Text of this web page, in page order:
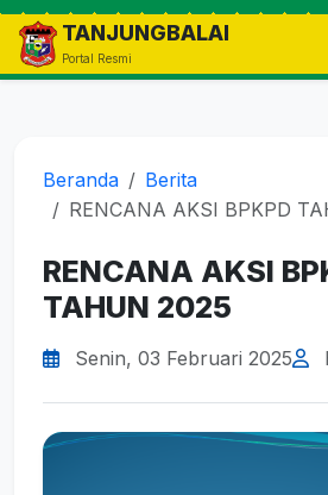
TANJUNGBALAI
Portal Resmi
Beranda
Berita
RENCANA AKSI BPKPD
RENCANA AKSI
TAHUN 2025
Senin, 03 Februari 2025